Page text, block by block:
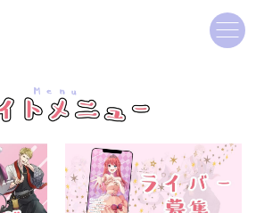
Menu